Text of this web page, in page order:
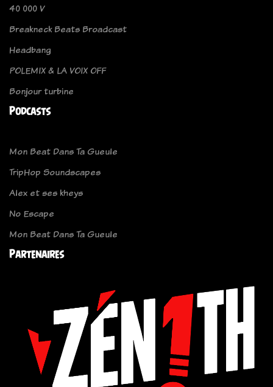
40 000 V
Breakneck Beats Broadcast
Headbang
POLEMIX & LA VOIX OFF
Bonjour turbine
Podcasts
Mon Beat Dans Ta Gueule
TripHop Soundscapes
Alex et ses kheys
No Escape
Mon Beat Dans Ta Gueule
Partenaires